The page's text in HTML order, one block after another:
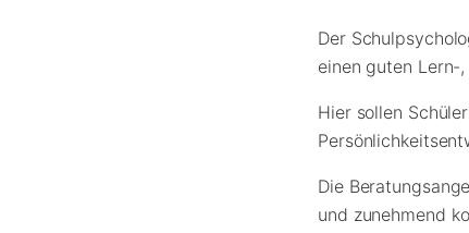
Der
einen guten Lern-
Hier sollen
Die
und zunehmend